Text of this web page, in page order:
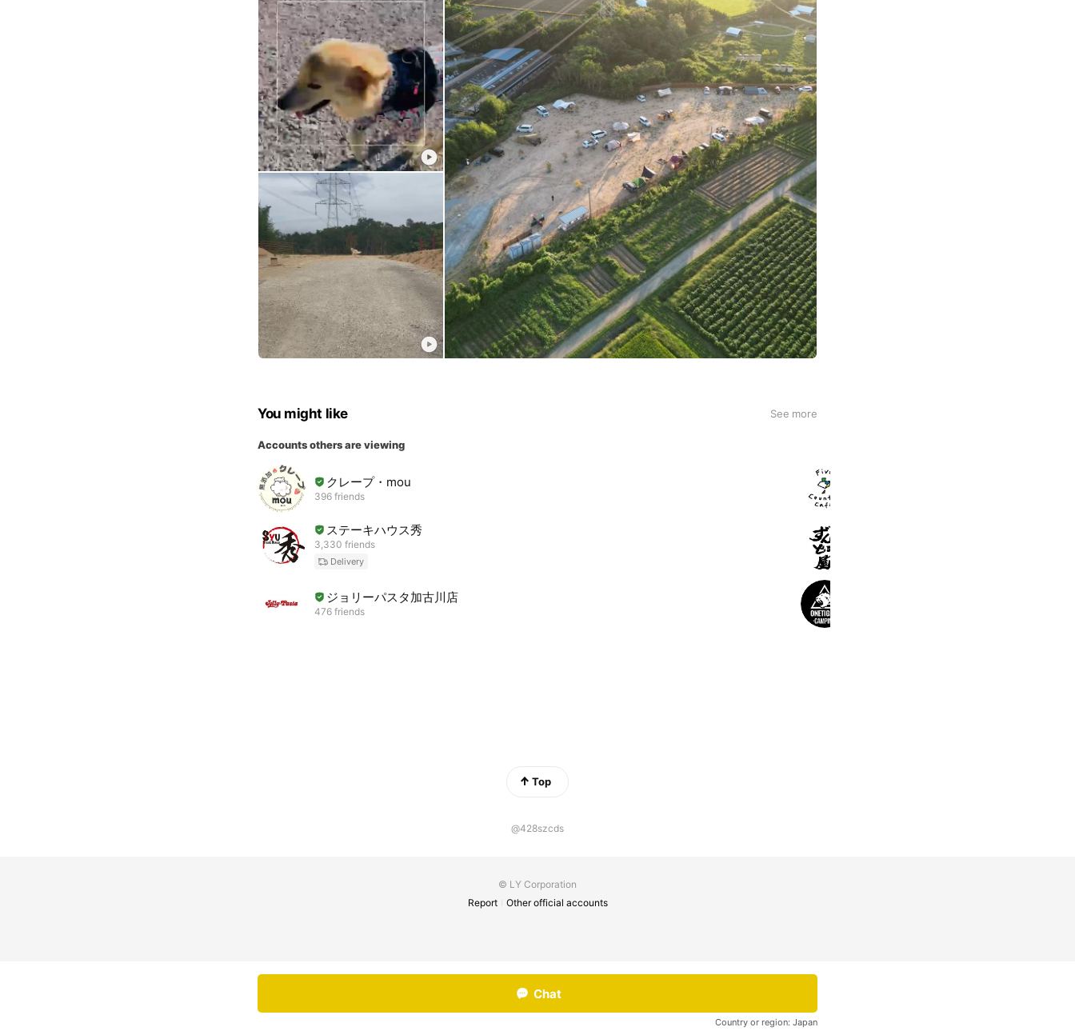
You might like See more
Accounts others are viewing
クレープ・mou
396 friends
ステーキハウス秀
3,330 friends
Delivery
ジョリーパスタ加古川店
476 friends
Top
@428szcds
© LY Corporation
Report
Other official accounts
Chat
Country or region: Japan